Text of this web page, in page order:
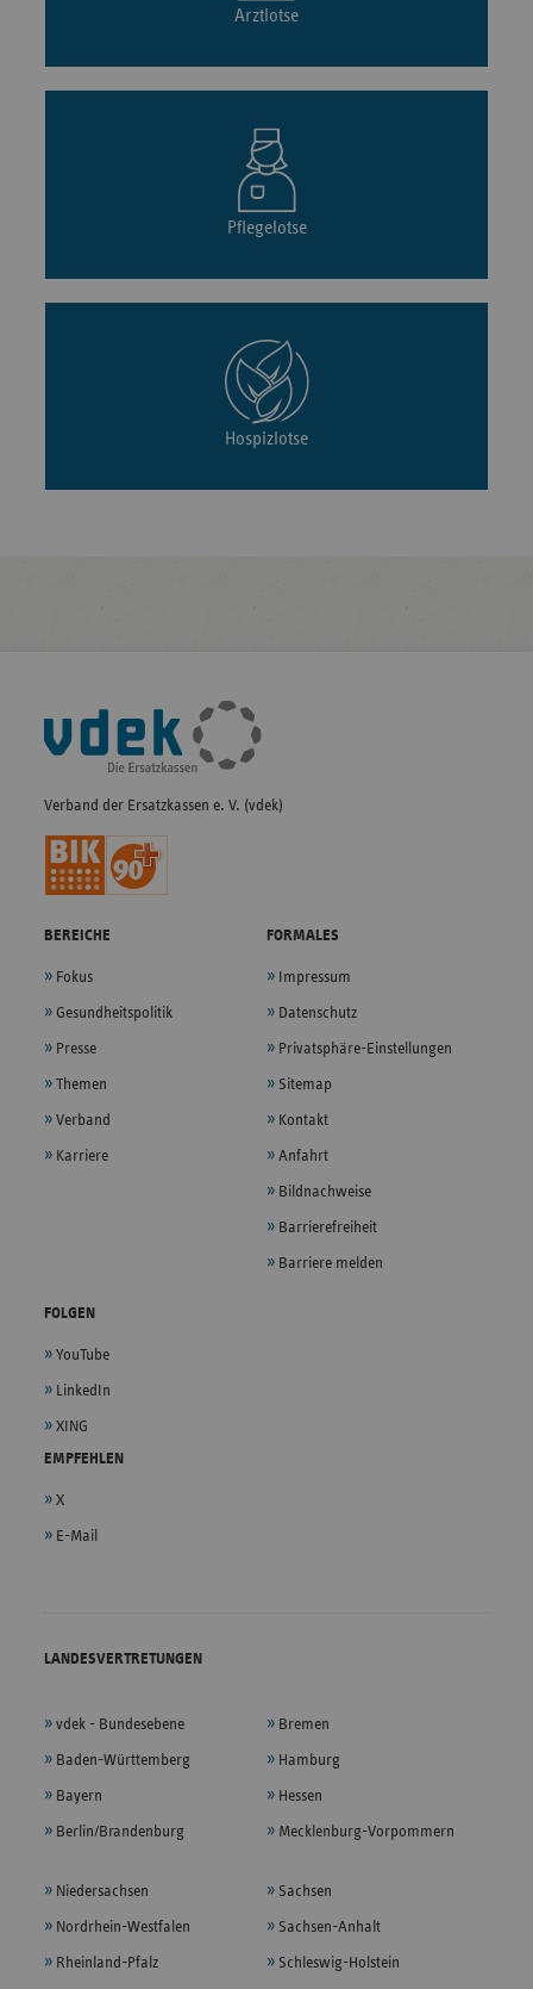
Arztlotse
Pflegelotse
Hospizlotse
Fußleisten-
Navigation
Verband der Ersatzkassen e. V. (vdek)
BEREICHE
Fokus
Gesundheitspolitik
Presse
Themen
Verband
Karriere
FORMALES
Impressum
Datenschutz
Privatsphäre-Einstellungen
Sitemap
Kontakt
Anfahrt
Bildnachweise
Barrierefreiheit
Barriere melden
FOLGEN
YouTube
LinkedIn
XING
EMPFEHLEN
X
E-Mail
LANDESVERTRETUNGEN
vdek - Bundesebene
Baden-Württemberg
Bayern
Berlin/Brandenburg
Bremen
Hamburg
Hessen
Mecklenburg-Vorpommern
Niedersachsen
Nordrhein-Westfalen
Rheinland-Pfalz
Sachsen
Sachsen-Anhalt
Schleswig-Holstein